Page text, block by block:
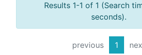
Results 1-1 of 1 (Search
seconds).
previous 1